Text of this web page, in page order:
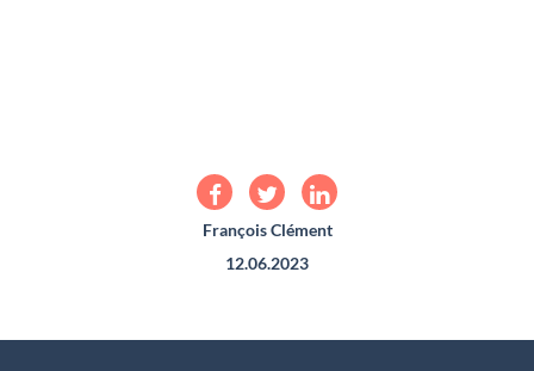
François Clément
12.06.2023